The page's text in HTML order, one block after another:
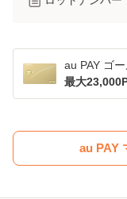
au PAY ゴ
最大
au PAY